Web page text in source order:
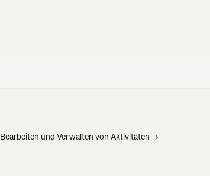
Bearbeiten und Verwalten von Aktivitäten